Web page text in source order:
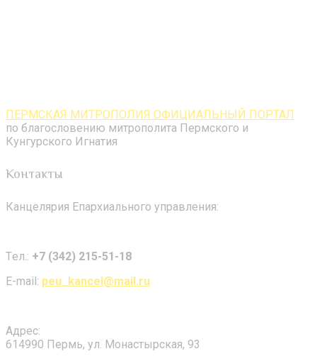
ПЕРМСКАЯ МИТРОПОЛИЯ ОФИЦИАЛЬНЫЙ ПОРТАЛ
по благословению митрополита Пермского и
Кунгурского Игнатия
Контакты
Канцелярия Епархиального управления:
Tел.: +7 (342) 215-51-18
E-mail: peu_kancel@mail.ru
Адрес:
614990 Пермь, ул. Монастырская, 93